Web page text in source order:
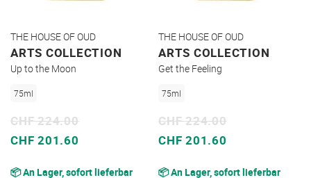
THE HOUSE OF OUD
ARTS COLLECTION
Up to the Moon
75ml
Sonderpreis
CHF 201.60
CHF 224.00
📦 An Lager, sofort lieferbar
THE HOUSE OF OUD
ARTS COLLECTION
Get the Feeling
75ml
Sonderpreis
CHF 201.60
CHF 224.00
📦 An Lager, sofort lieferbar